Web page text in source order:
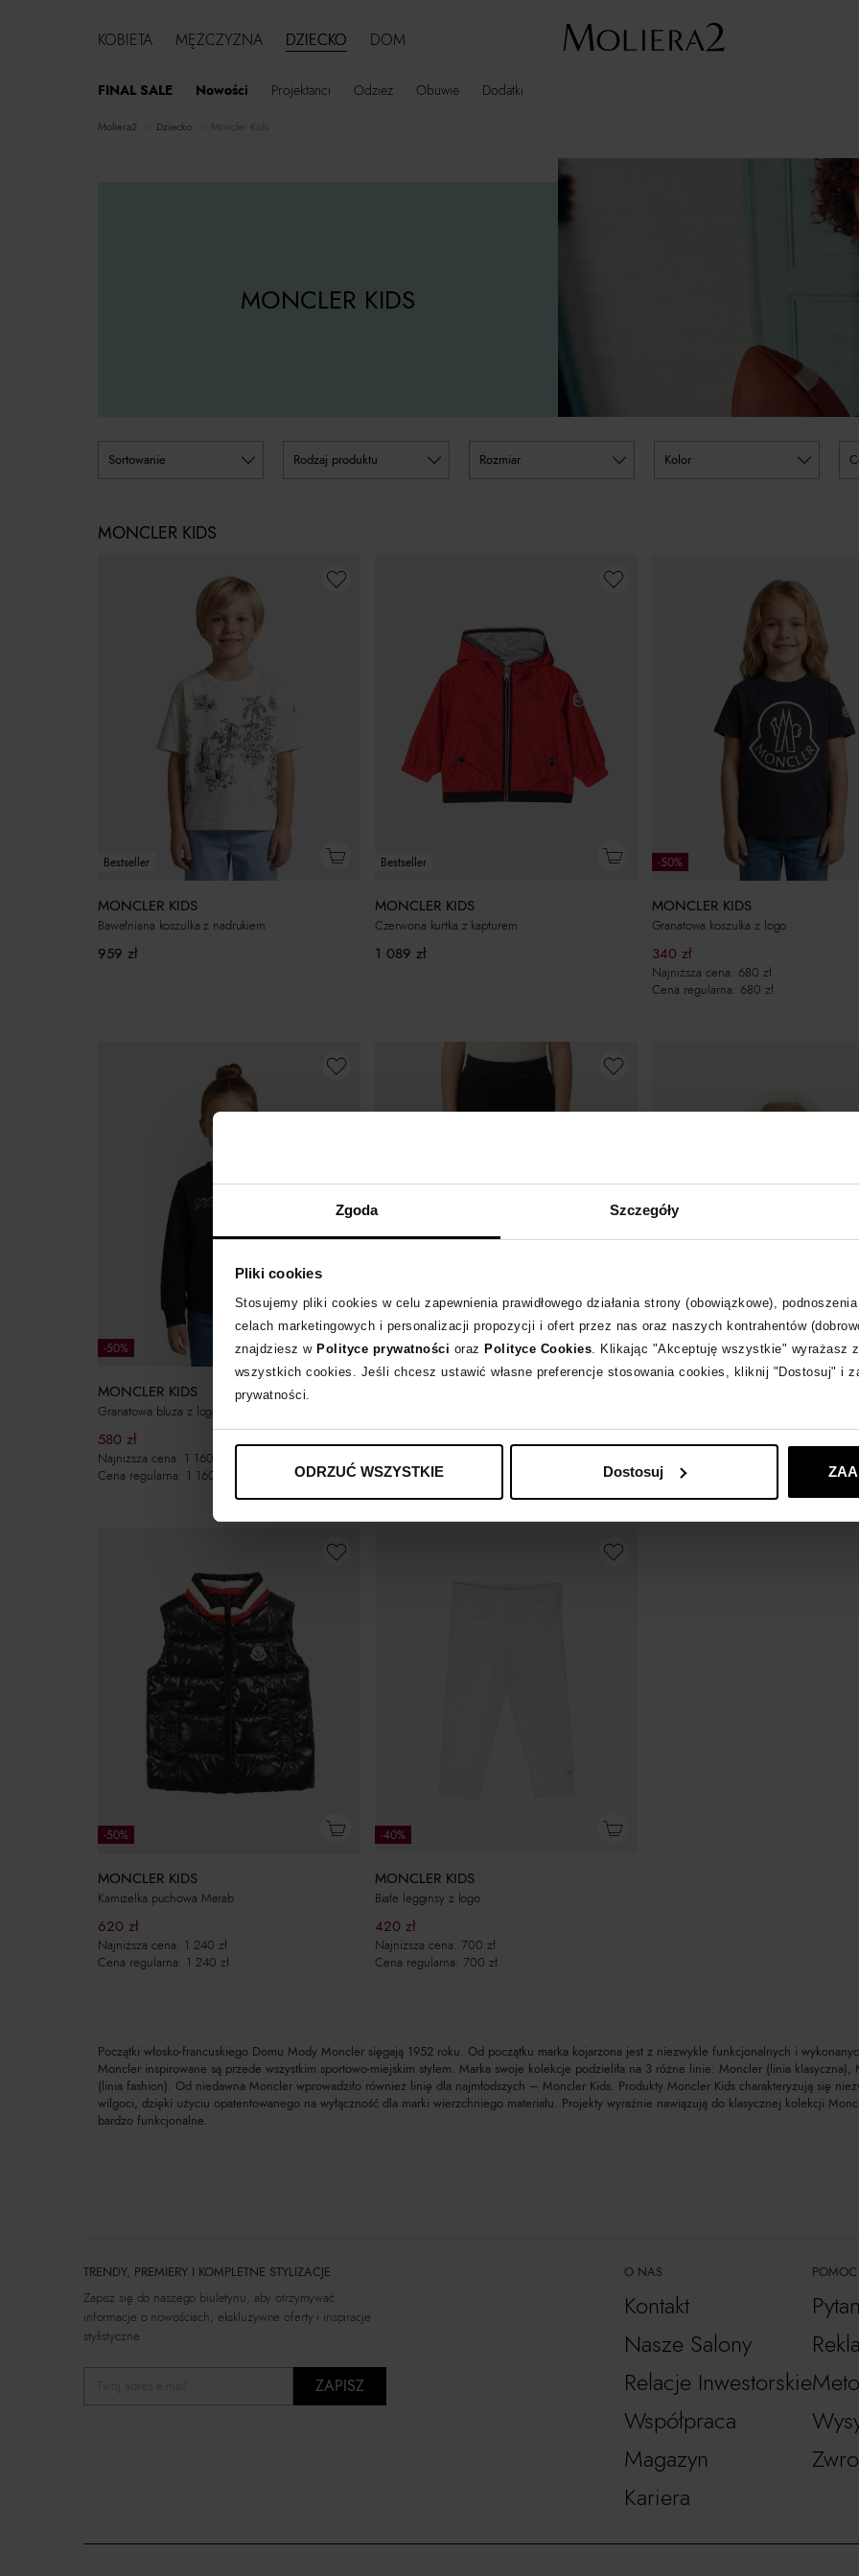
Zgoda Szczegóły
Pliki cookies
Stosujemy pliki cookies w celu zapewnienia prawidłowego działania strony (obowiązkowe),
celach marketingowych i personalizacji propozycji i ofert przez nas oraz naszych kontrahentów
znajdziesz w Polityce prywatności oraz Polityce Cookies. Klikając "Akceptuję wszystkie" wyrażasz
wszystkich cookies. Jeśli chcesz ustawić własne preferencje stosowania cookies, kliknij "Dostosuj" i
prywatności.
ODRZUĆ WSZYSTKIE Dostosuj
KOBIETA MĘŻCZYZNA DZIECKO
FINAL SALE Nowości Projektanci Odzież Obuwie Dodatki
DOM
moliera2 dziecko Moncler Kids
MONCLER KIDS
sortowanie rodzaj produktu rozmiar kolor
MONCLER KIDS
Bestseller
MONCLER KIDS
Bawełniana koszulka z nadrukiem
959 zł
Bestseller
MONCLER KIDS
Czerwona kurtka z kapturem
1 089 zł
-50%
MONCLER KIDS
Granatowa koszulka z logo
340 zł
Najniższa cena: 680 zł
Cena regularna: 680 zł
-50%
MONCLER KIDS
Granatowa bluza z logo
580 zł
Najniższa cena: 1 160
Cena regularna: 1 160
-50%
560zł
Cena regularna:
-50%
955zł
Cena regularna:
-50%
MONCLER KIDS
Kamizelka puchowa Merab
620 zł
Najniższa cena: 1 240 zł
Cena regularna: 1 240 zł
-40%
MONCLER KIDS
Białe legginsy z logo
420 zł
Najniższa cena: 700 zł
Cena regularna: 700 zł
Początki włosko-francuskiego Domu Mody Moncler sięgają 1952 roku. Od początku marka kojarzona jest z niezwykle funkcjonalnych i
Moncler inspirowane są przede wszystkim sportowo-miejskim stylem. Marka swoje kolekcje podzieliła na 3 różne linie: Moncler (linia
(linia fashion). Od niedawna Moncler wprowadziło również linię dla najmłodszych – Moncler Kids. Produkty Moncler Kids charakteryzują się
wilgoci, dzięki użyciu opatentowanego na wyłączność dla marki wierzchniego materiału. Projekty wyraźnie nawiązują do klasycznej kolekcji
bardzo funkcjonalne.
TRENDY, PREMIERY I KOMPLETNE STYLIZACJE
Zapisz się do naszego biuletynu, aby otrzymywać
informacje o nowościach, ekskluzywne oferty i inspiracje
stylistyczne.
ZAPISZ
O NAS
Kontakt
Nasze Salony
Relacje Inwestorskie
Współpraca
Magazyn
Kariera
POMOC